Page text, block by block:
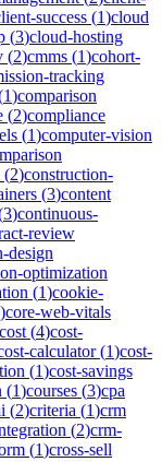
success (1)cloud
(3)cloud-hosting
(2)cmms (1)cohort-
tracking
1)comparison
(2)compliance
(1)computer-vision
(2)construction-
(3)content
3)continuous-
review
design
optimization
(1)cookie-
)core-web-vitals
cost (4)cost-
calculator(1)cost-
(1)cost-savings
(1)courses (3)cpa
(2)criteria (1)crm
(2)crm-
(1)cross-sell